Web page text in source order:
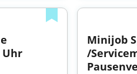
Uhr
Minijob
/